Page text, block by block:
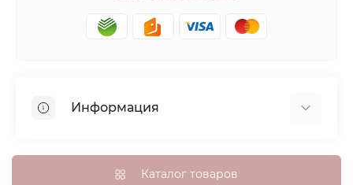
Информация
Доставка, оплата и бонусные баллы
Каталог товаров